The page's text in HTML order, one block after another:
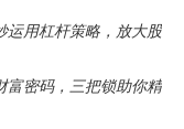
运用杠杆策略，放大股
富密码，三把锁助你精